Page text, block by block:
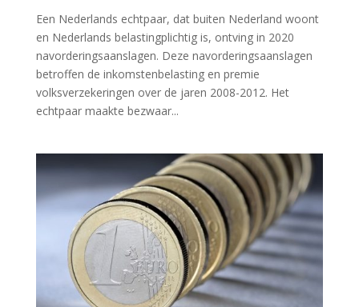
Een Nederlands echtpaar, dat buiten Nederland woont
en Nederlands belastingplichtig is, ontving in 2020
navorderingsaanslagen. Deze navorderingsaanslagen
betroffen de inkomstenbelasting en premie
volksverzekeringen over de jaren 2008-2012. Het
echtpaar maakte bezwaar...